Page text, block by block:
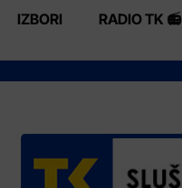
IZBORI RADIO TK 📻